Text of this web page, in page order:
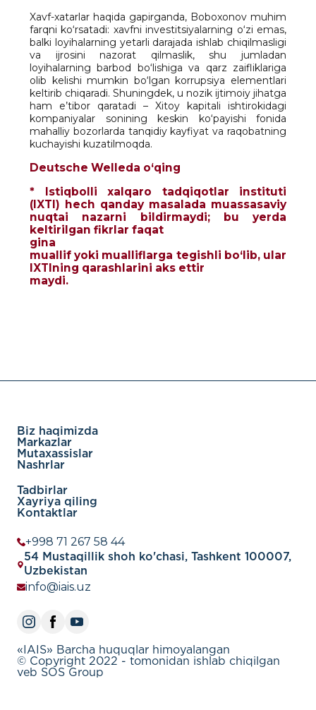
Xavf-xatarlar haqida gapirganda, Boboxonov muhim
farqni ko‘rsatadi: xavfni investitsiyalarning o‘zi emas,
balki loyihalarning yetarli darajada ishlab chiqilmasligi
va ijrosini nazorat qilmaslik, shu jumladan
loyihalarning barbod bo‘lishiga va qarz zaifliklariga
olib kelishi mumkin bo‘lgan korrupsiya elementlari
keltirib chiqaradi. Shuningdek, u nozik ijtimoiy jihatga
ham e’tibor qaratadi – Xitoy kapitali ishtirokidagi
kompaniyalar sonining keskin ko‘payishi fonida
mahalliy bozorlarda tanqidiy kayfiyat va raqobatning
kuchayishi kuzatilmoqda.
Deutsche Welleda o‘qing
* Istiqbolli xalqaro tadqiqotlar instituti
(IXTI) hech qanday masalada muassasaviy
nuqtai nazarni bildirmaydi; bu yerda
keltirilgan fikrlar faqat
gina
muallif yoki mualliflarga tegishli bo‘lib, ular
IXTIning qarashlarini aks ettir
maydi.
Biz haqimizda
Markazlar
Mutaxassislar
Nashrlar
Tadbirlar
Xayriya qiling
Kontaktlar
+998 71 267 58 44
54 Mustaqillik shoh ko'chasi, Tashkent 100007,
Uzbekistan
info@iais.uz
«IAIS» Barcha huquqlar himoyalangan
© Copyright 2022 - tomonidan ishlab chiqilgan
veb SOS Group